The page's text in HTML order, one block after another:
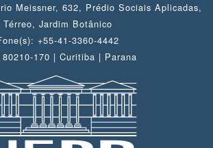
Meissner, 632, Prédio Sociais Aplicadas,
Térreo, Jardim Botânico
+55-41-3360-4442
80210-170 | Curitiba | Parana